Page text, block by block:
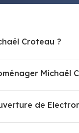
Croteau ?
Michaël
de